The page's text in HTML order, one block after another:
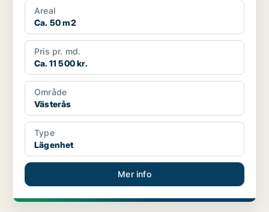
Areal
Ca. 50 m2
Pris pr. md.
Ca. 11 500 kr.
Område
Västerås
Type
Lägenhet
Mer info